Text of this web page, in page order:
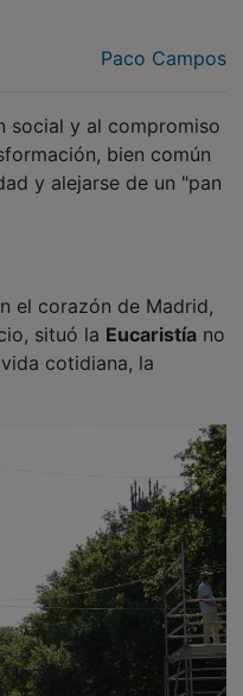
Paco Campos
social y al compromiso
bien común
y alejarse de un "pan
el corazón de Madrid,
situó la Eucaristía no
cotidiana, la